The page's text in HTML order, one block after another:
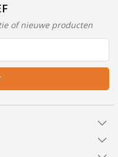
of nieuwe producten